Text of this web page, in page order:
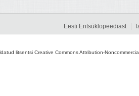
Eesti Entsüklopeediast
litsentsi Creative Commons Attribution-